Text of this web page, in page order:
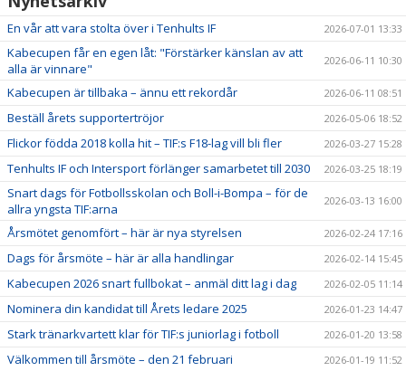
En vår att vara stolta över i Tenhults IF 2026-07-01 13:33
Kabecupen får en egen låt: "Förstärker känslan av att
alla är vinnare"
2026-06-11 10:30
Kabecupen är tillbaka – ännu ett rekordår 2026-06-11 08:51
Beställ årets supportertröjor 2026-05-06 18:52
Flickor födda 2018 kolla hit – TIF:s F18-lag vill bli fler 2026-03-27 15:28
Tenhults IF och Intersport förlänger samarbetet till 2030 2026-03-25 18:19
Snart dags för Fotbollsskolan och Boll-i-Bompa – för de
allra yngsta TIF:arna
2026-03-13 16:00
Årsmötet genomfört – här är nya styrelsen 2026-02-24 17:16
Dags för årsmöte – här är alla handlingar 2026-02-14 15:45
Kabecupen 2026 snart fullbokat – anmäl ditt lag i dag 2026-02-05 11:14
Nominera din kandidat till Årets ledare 2025 2026-01-23 14:47
Stark tränarkvartett klar för TIF:s juniorlag i fotboll 2026-01-20 13:58
Välkommen till årsmöte – den 21 februari 2026-01-19 11:52